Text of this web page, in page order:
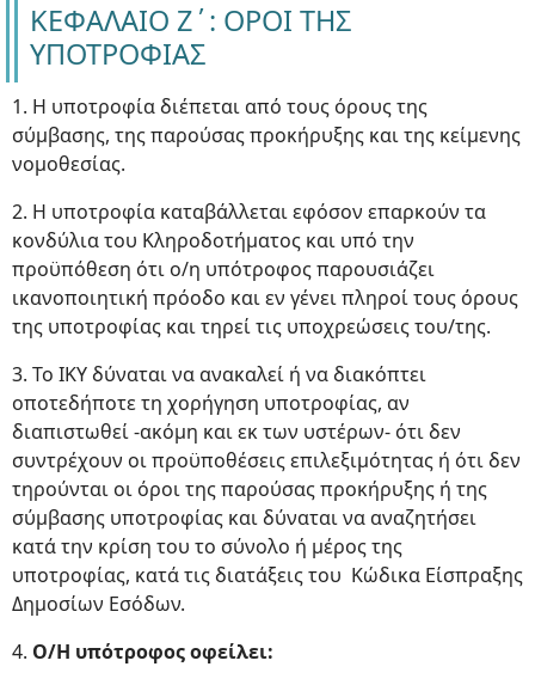
ΚΕΦΑΛΑΙΟ Ζ΄: ΟΡΟΙ ΤΗΣ
ΥΠΟΤΡΟΦΙΑΣ
1. Η υποτροφία διέπεται από τους όρους της
σύμβασης, της παρούσας προκήρυξης και της κείμενης
νομοθεσίας.
2. Η υποτροφία καταβάλλεται εφόσον επαρκούν τα
κονδύλια του Κληροδοτήματος και υπό την
προϋπόθεση ότι ο/η υπότροφος παρουσιάζει
ικανοποιητική πρόοδο και εν γένει πληροί τους όρους
της υποτροφίας και τηρεί τις υποχρεώσεις του/της.
3. Το ΙΚΥ δύναται να ανακαλεί ή να διακόπτει
οποτεδήποτε τη χορήγηση υποτροφίας, αν
διαπιστωθεί -ακόμη και εκ των υστέρων- ότι δεν
συντρέχουν οι προϋποθέσεις επιλεξιμότητας ή ότι δεν
τηρούνται οι όροι της παρούσας προκήρυξης ή της
σύμβασης υποτροφίας και δύναται να αναζητήσει
κατά την κρίση του το σύνολο ή μέρος της
υποτροφίας, κατά τις διατάξεις του Κώδικα Είσπραξης
Δημοσίων Εσόδων.
4. Ο/Η υπότροφος οφείλει: